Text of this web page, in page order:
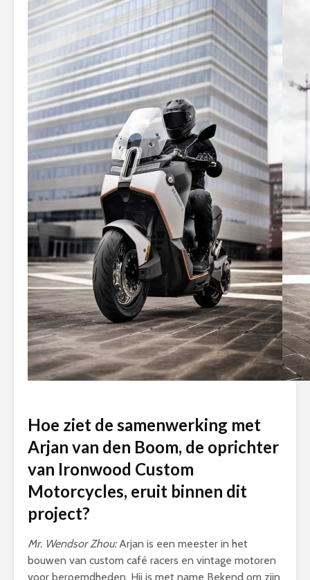
Hoe ziet de samenwerking met
Arjan van den Boom, de oprichter
van Ironwood Custom
Motorcycles, eruit binnen dit
project?
Mr. Wendsor Zhou:Arjan is een meester in het
bouwen van custom café racers en vintage motoren
voor beroemdheden. Hij is met name Bekend om zijn